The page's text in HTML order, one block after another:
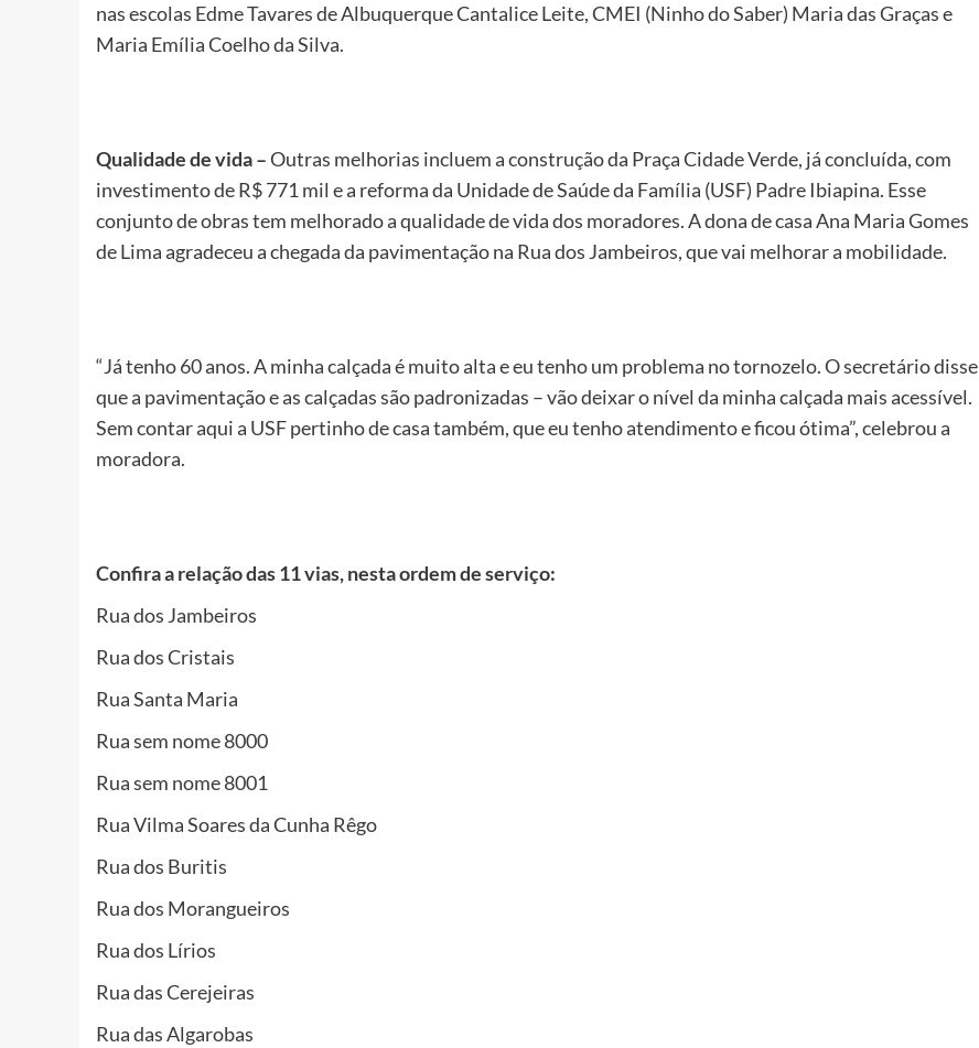
nas escolas Edme Tavares de Albuquerque Cantalice Leite, CMEI (Ninho do Saber) Maria das Graças e
Maria Emília Coelho da Silva.
Qualidade de vida –Outras melhorias incluem a construção da Praça Cidade Verde, já concluída, com
investimento de R$ 771 mil e a reforma da Unidade de Saúde da Família (USF) Padre Ibiapina. Esse
conjunto de obras tem melhorado a qualidade de vida dos moradores. A dona de casa Ana Maria Gomes
de Lima agradeceu a chegada da pavimentação na Rua dos Jambeiros, que vai melhorar a mobilidade.
“Já tenho 60 anos. A minha calçada é muito alta e eu tenho um problema no tornozelo. O secretário disse
que a pavimentação e as calçadas são padronizadas – vão deixar o nível da minha calçada mais acessível.
Sem contar aqui a USF pertinho de casa também, que eu tenho atendimento e ficou ótima”, celebrou a
moradora.
Confira a relação das 11 vias, nesta ordem de serviço:
Rua dos Jambeiros
Rua dos Cristais
Rua Santa Maria
Rua sem nome 8000
Rua sem nome 8001
Rua Vilma Soares da Cunha Rêgo
Rua dos Buritis
Rua dos Morangueiros
Rua dos Lírios
Rua das Cerejeiras
Rua das Algarobas